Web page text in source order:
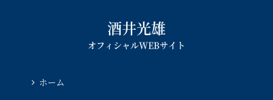
酒井光雄
オフィシャルWEBサイト
ホーム